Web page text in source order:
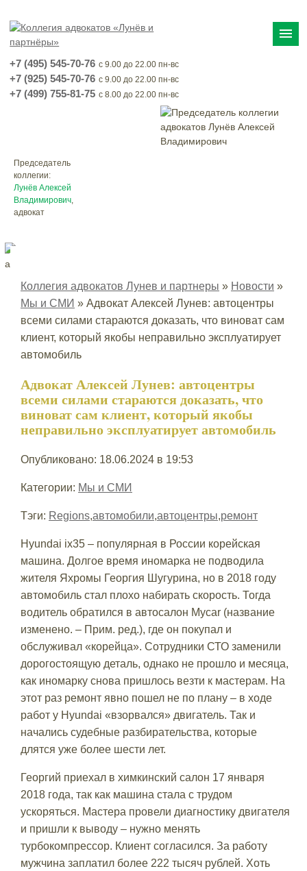
+7 (495) 545-70-76 с 9.00 до 22.00 пн-вс
+7 (925) 545-70-76 с 9.00 до 22.00 пн-вс
+7 (499) 755-81-75 с 8.00 до 22.00 пн-вс
menu
Председатель
коллегии:
Лунёв Алексей
Владимирович,
адвокат
Коллегия адвокатов Лунев и партнеры » Новости »
Мы и СМИ » Адвокат Алексей Лунев: автоцентры
всеми силами стараются доказать, что виноват сам
клиент, который якобы неправильно эксплуатирует
автомобиль
Адвокат Алексей Лунев: автоцентры
всеми силами стараются доказать, что
виноват сам клиент, который якобы
неправильно эксплуатирует автомобиль
Опубликовано: 18.06.2024 в 19:53
Категории: Мы и СМИ
Тэги: Regions,автомобили,автоцентры,ремонт
Hyundai ix35 – популярная в России корейская
машина. Долгое время иномарка не подводила
жителя Яхромы Георгия Шугурина, но в 2018 году
автомобиль стал плохо набирать скорость. Тогда
водитель обратился в автосалон Mycar (название
изменено. – Прим. ред.), где он покупал и
обслуживал «корейца». Сотрудники СТО заменили
дорогостоящую деталь, однако не прошло и месяца,
как иномарку снова пришлось везти к мастерам. На
этот раз ремонт явно пошел не по плану – в ходе
работ у Hyundai «взорвался» двигатель. Так и
начались судебные разбирательства, которые
длятся уже более шести лет.
Георгий приехал в химкинский салон 17 января
2018 года, так как машина стала с трудом
ускоряться. Мастера провели диагностику двигателя
и пришли к выводу – нужно менять
турбокомпрессор. Клиент согласился. За работу
мужчина заплатил более 222 тысяч рублей. Хоть